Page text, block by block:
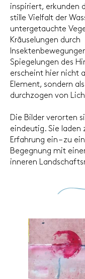
inspiriert, erkunden
stille Vielfalt der
untergetauchte
Kräuselungen durch
Spiegelungen des
erscheint hier nicht
Element, sondern
durchzogen von
Die Bilder verorten
eindeutig. Sie laden
Erfahrung ein – zu
Begegnung mit
inneren